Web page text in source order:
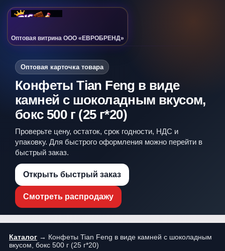
Оптовая витрина ООО «ЕВРОБРЕНД»
Оптовая карточка товара
Конфеты Tian Feng в виде
камней с шоколадным вкусом,
бокс 500 г (25 г*20)
Проверьте цену, остаток, срок годности, НДС и
упаковку. Для быстрого оформления можно перейти в
быстрый заказ.
Открыть быстрый заказ
Смотреть распродажу
Каталог → Конфеты Tian Feng в виде камней с шоколадным
вкусом, бокс 500 г (25 г*20)